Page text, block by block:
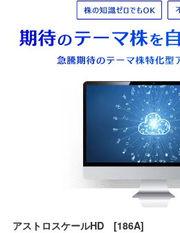
アストロスケールHD [186A]